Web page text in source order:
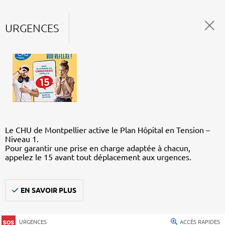
URGENCES
Le CHU de Montpellier active le Plan Hôpital en Tension –
Niveau 1.
Pour garantir une prise en charge adaptée à chacun,
appelez le 15 avant tout déplacement aux urgences.
EN SAVOIR PLUS
URGENCES ACCÈS RAPIDES